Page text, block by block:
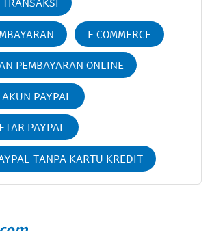
E COMMERCE
PEMBAYARAN ONLINE
PAYPAL
PAYPAL
TANPA KARTU KREDIT